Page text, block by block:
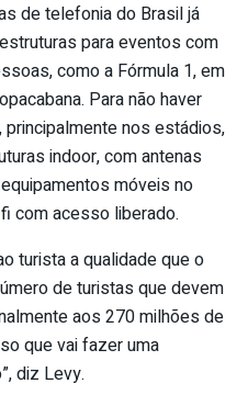
de telefonia do Brasil já
para eventos com
como a Fórmula 1, em
Para não haver
nos estádios,
indoor, com antenas
móveis no
com acesso liberado.
turista a qualidade que o
de turistas que devem
aos 270 milhões de
que vai fazer uma
diz Levy.